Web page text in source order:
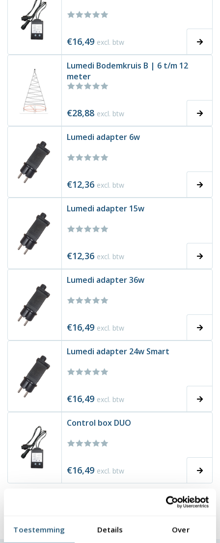
Toestemming Details Over
€16,49 excl. btw
Lumedi Bodemkruis B | 6 t/m 12
meter
€28,88 excl. btw
Lumedi adapter 6w
€12,36 excl. btw
Lumedi adapter 15w
€12,36 excl. btw
Lumedi adapter 36w
€16,49 excl. btw
Lumedi adapter 24w Smart
€16,49 excl. btw
Control box DUO
€16,49 excl. btw